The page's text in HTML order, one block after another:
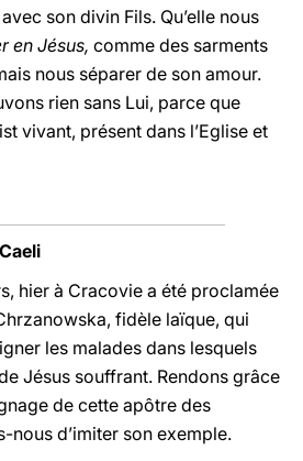
son divin Fils. Qu’elle nous
en Jésus, comme des sarments
nous séparer de son amour.
rien sans Lui, parce que
vivant, présent dans l’Eglise et
hier à Cracovie a été proclamée
fidèle laïque, qui
les malades dans lesquels
Jésus souffrant. Rendons grâce
de cette apôtre des
nous d’imiter son exemple.